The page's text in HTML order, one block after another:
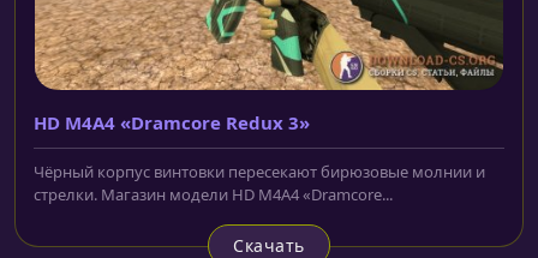
HD M4A4 «Dramcore Redux 3»
Чёрный корпус винтовки пересекают бирюзовые молнии и
стрелки. Магазин модели HD M4A4 «Dramcore...
Скачать